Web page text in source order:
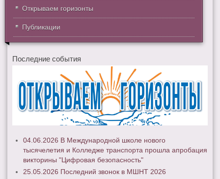
Открываем горизонты
Публикации
Последние события
04.06.2026 В Международной школе нового
тысячелетия и Колледже транспорта прошла апробация
викторины "Цифровая безопасность"
25.05.2026 Последний звонок в МШНТ 2026